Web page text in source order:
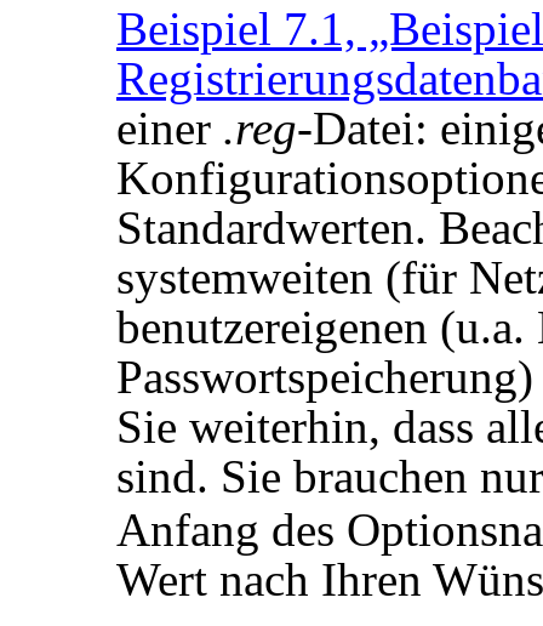
Beispiel 7.1,
einer .reg-Datei:
Standardwerten.
systemweiten (für
benutzereigenen
Sie weiterhin, dass
sind. Sie brauchen
Anfang des
Wert nach Ihren